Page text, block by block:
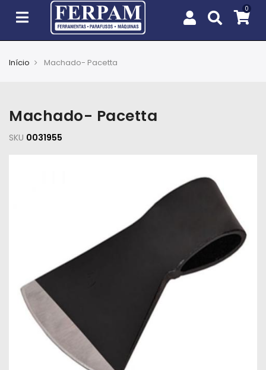
e
Jardim
Máquinas
Iluminação
Materiais
Construção
Início Machado- Pacetta
Machado- Pacetta
SKU 0031955